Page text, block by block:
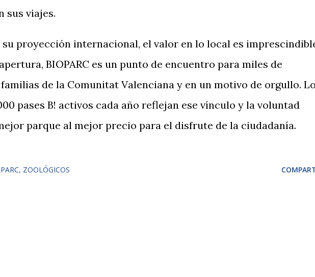
sus viajes.
su proyección internacional, el valor en lo local es
BIOPARC es un punto de encuentro para miles de
de la Comunitat Valenciana y en un motivo de orgullo.
pases B! activos cada año reflejan ese vínculo y la voluntad
parque al mejor precio para el disfrute de la ciudadanía.
ZOOLÓGICOS